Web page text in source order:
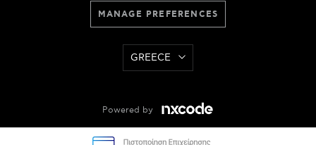
MANAGE PREFERENCES
GREECE
Powered by